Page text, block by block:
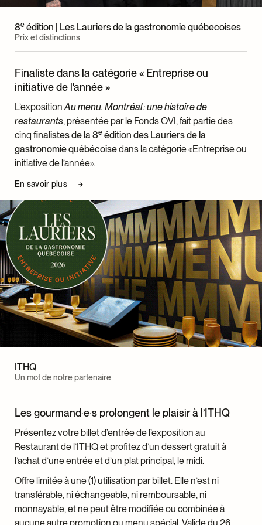
Anna Goodson
Anthoni Jodoin
Wahid Khan
Cindy Labranche
Philippe Laloux
Diane Landurie
Sibylle Landurie
Helen Langguth
Normand Laprise
Rita Lavoie
Day’s Lee
Maria Liguori
Jamie Lovell
James MacGuire
Harry Marciano
François Marchal
Gaétan McLaughlin
Normand Laprise
Frédéric Morin
Antonin Mousseau-Rivard
Marlène Paradis
Bob Parent
Anne Park
Claude Pelletier
Marie Pigelet
Jezabel Pilon
Johanne Pilon-Vallée
Marie-Claude Poucan
Émile Saine
Francisco Silva
Ezra Soiferman
8e édition | Les Lauriers de la gastronomie québecoises
Prix et distinctions
Finaliste dans la catégorie « Entreprise ou
initiative de l'année »
L’expositionAu menu. Montréal : une histoire de
restaurants, présentée par le Fonds OVI, fait partie des
cinq finalistes de la 8e édition des Lauriers de la
gastronomie québécoisedans la catégorie «Entreprise ou
initiative de l’année».
En savoir plus
ITHQ
Un mot de notre partenaire
Les gourmand·e·s prolongent le plaisir à l’ITHQ
Présentez votre billet d’entrée de l’exposition au
Restaurant de l’ITHQ et profitez d’un dessert gratuit à
l’achat d’une entrée et d’un plat principal, le midi.
Offre limitée à une (1) utilisation par billet. Elle n’est ni
transférable, ni échangeable, ni remboursable, ni
monnayable, et ne peut être modifiée ou combinée à